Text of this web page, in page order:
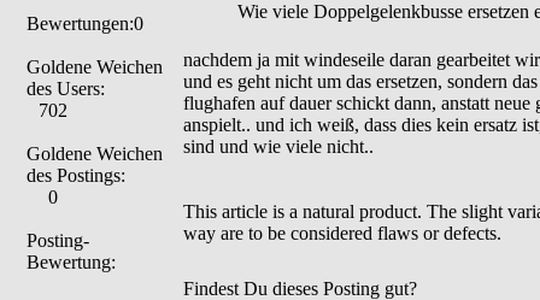
Bewertungen:0
Goldene Weichen
des Users:
702
Goldene Weichen
des Postings:
0
Posting-
Bewertung:
Wie viele Doppelgelenkbusse ersetzen
nachdem ja mit windeseile daran gearbeitet
und es geht nicht um das ersetzen, sondern
flughafen auf dauer schickt dann, anstatt
anspielt.. und ich weiß, dass dies kein ersatz
sind und wie viele nicht..
This article is a natural product. The slight
way are to be considered flaws or defects.
Findest Du dieses Posting gut?